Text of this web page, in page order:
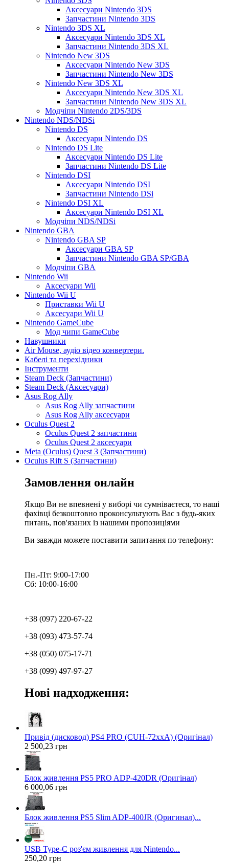
Аксесуари Nintendo 3DS
Запчастини Nintendo 3DS
Nintendo 3DS XL
Аксесуари Nintendo 3DS XL
Запчастини Nintendo 3DS XL
Nintendo New 3DS
Аксесуари Nintendo New 3DS
Запчастини Nintendo New 3DS
Nintendo New 3DS XL
Аксесуари Nintendo New 3DS XL
Запчастини Nintendo New 3DS XL
Модчіпи Nintendo 2DS/3DS
Nintendo NDS/NDSi
Nintendo DS
Аксесуари Nintendo DS
Nintendo DS Lite
Аксесуари Nintendo DS Lite
Запчастини Nintendo DS Lite
Nintendo DSI
Аксесуари Nintendo DSI
Запчастини Nintendo DSi
Nintendo DSI XL
Аксесуари Nintendo DSI XL
Модчіпи NDS/NDSi
Nintendo GBA
Nintendo GBA SP
Аксесуари GBA SP
Запчастини Nintendo GBA SP/GBA
Модчіпи GBA
Nintendo Wii
Аксесуари Wii
Nintendo Wii U
Приставки Wii U
Аксесуари Wii U
Nintendo GameCube
Мод чипи GameCube
Навушники
Air Mouse, аудіо відео конвертери.
Кабелі та перехідники
Інструменти
Steam Deck (Запчастини)
Steam Deck (Аксесуари)
Asus Rog Ally
Asus Rog Ally запчастини
Asus Rog Ally аксесуари
Oculus Quest 2
Oculus Quest 2 запчастини
Oculus Quest 2 аксесуари
Meta (Oculus) Quest 3 (Запчастини)
Oculus Rift S (Запчастини)
Замовлення онлайн
Якщо Ви не впевнені у виборі чи сумніваєтеся, то наші
фахівці безкоштовно проконсультують Вас з будь-яких
питань, пов'язаних із нашими пропозиціями
Ви завжди можете поставити запитання по телефону:
Пн.-Пт: 9:00-17:00
Сб: 10:00-16:00
+38 (097) 220-67-22
+38 (093) 473-57-74
+38 (050) 075-17-71
+38 (099) 497-97-27
Нові надходження:
Привід (дисковод) PS4 PRO (CUH-72xxA) (Оригінал)
2 500,23 грн
Блок живлення PS5 PRO ADP-420DR (Оригінал)
6 000,06 грн
Блок живлення PS5 Slim ADP-400JR (Оригинал)...
USB Type-C роз'єм живлення для Nintendo...
250,20 грн